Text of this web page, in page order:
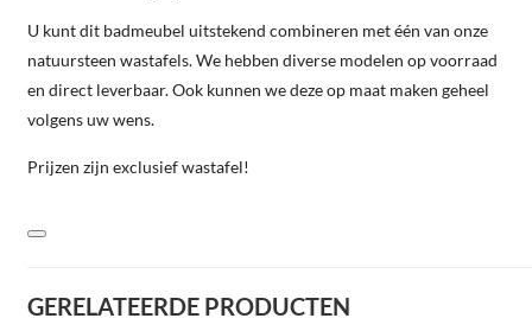
U kunt dit badmeubel uitstekend combineren met één van onze
natuursteen wastafels. We hebben diverse modelen op voorraad
en direct leverbaar. Ook kunnen we deze op maat maken geheel
volgens uw wens.
Prijzen zijn exclusief wastafel!
GERELATEERDE PRODUCTEN